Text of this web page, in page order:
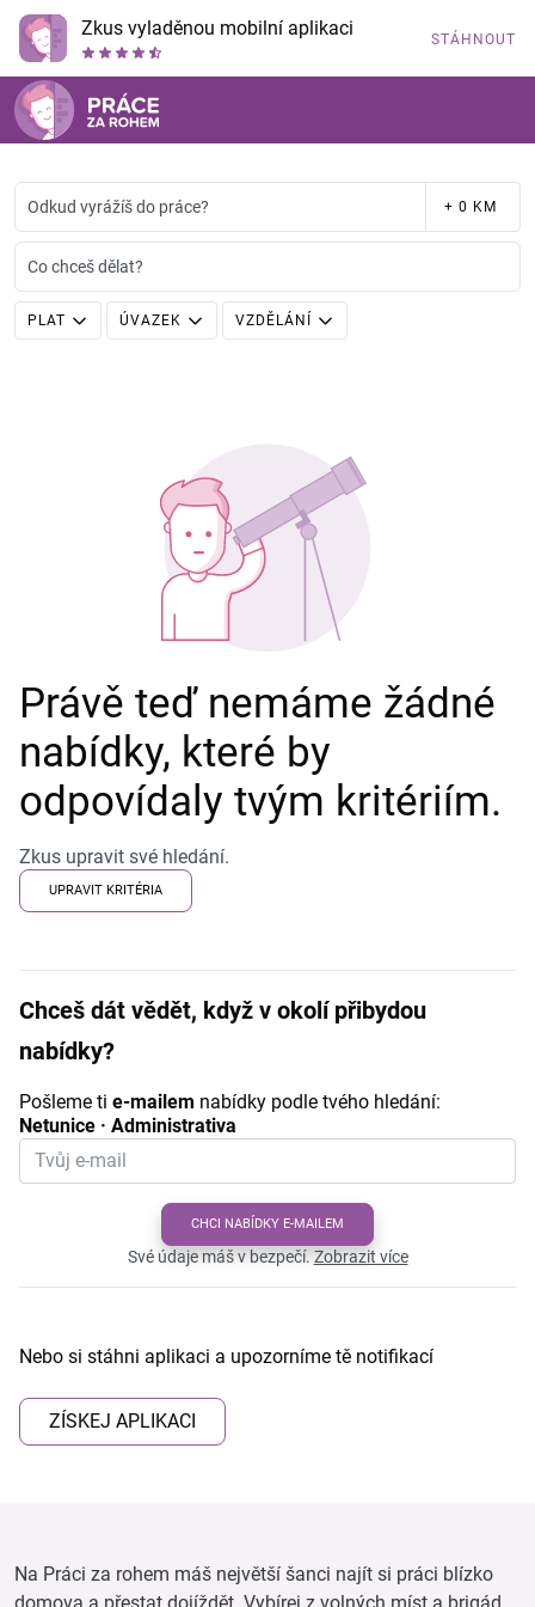
Zkus vyladěnou mobilní aplikaci STÁHNOUT
Odkud vyrážíš do práce? + 0 KM
Co chceš dělat?
PLAT ÚVAZEK VZDĚLÁNÍ
Právě teď nemáme žádné
nabídky, které by
odpovídaly tvým kritériím.
Zkus upravit své hledání.
UPRAVIT KRITÉRIA
Chceš dát vědět, když v okolí přibydou
nabídky?
Pošleme ti e-mailem nabídky podle tvého hledání:
Netunice · Administrativa
CHCI NABÍDKY E-MAILEM
Své údaje máš v bezpečí.Zobrazit více
Nebo si stáhni aplikaci a upozorníme tě notifikací
ZÍSKEJ APLIKACI
Na Práci za rohem máš největší šanci najít si práci blízko
domova a přestat dojíždět. Vybírej z volných míst a brigád